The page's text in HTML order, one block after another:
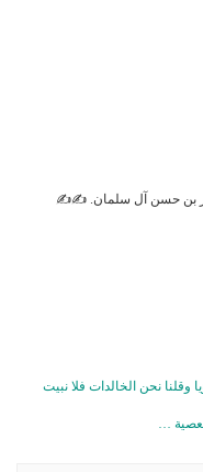
بن حسن آل سلمان. ✍✍
وقلنا نحن الخالدات فلا نبيت
…